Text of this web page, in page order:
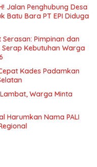
Jalan Penghubung Desa
Batu Bara PT EPI Diduga
Pimpinan dan
Serap Kebutuhan Warga
Kades Padamkan
Lambat, Warga Minta
Harumkan Nama PALI